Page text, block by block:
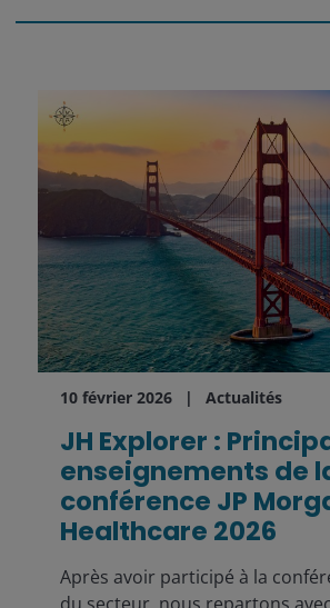
10 février 2026 Actualités
JH Explorer :
enseignements de
conférence JP
Healthcare 2026
Après avoir participé à la